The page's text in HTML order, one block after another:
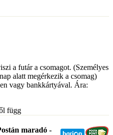
a futár a csomagot. (Személyes
alatt megérkezik a csomag)
vagy bankkártyával. Ára:
függ
maradó -